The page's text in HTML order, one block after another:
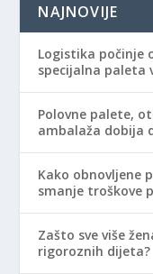
NAJNOVIJE
Logistika počinje
specijalna paleta
Polovne palete,
ambalaža dobija
Kako obnovljene
smanje troškove
Zašto sve više
rigoroznih dijeta?